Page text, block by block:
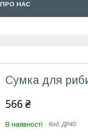
ПРО НАС
Сумка для
566 ₴
В наявності Код:ДР40